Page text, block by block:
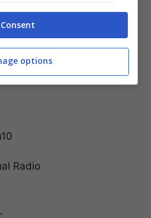
Radio
Consent
options